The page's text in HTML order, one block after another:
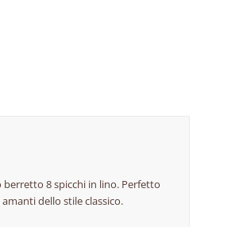
8 spicchi in lino. Perfetto
dello stile classico.